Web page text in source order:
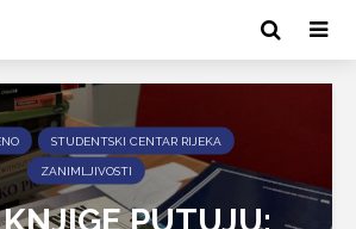
STUDENTSKI CENTAR RIJEKA
ZANIMLJIVOSTI
PUTUJU: